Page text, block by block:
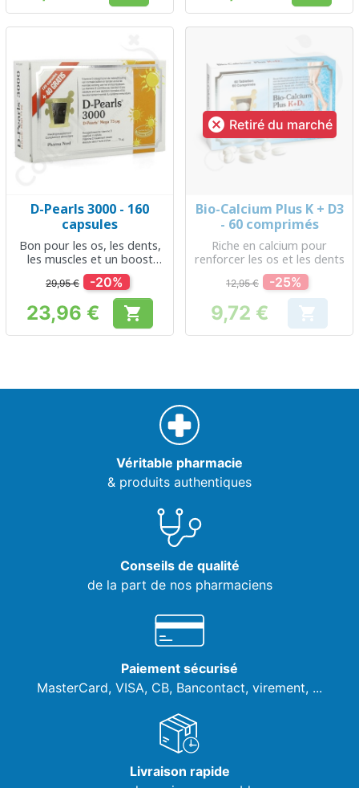
D-Pearls 3000 - 160
capsules
Bon pour les os, les dents,
les muscles et un boost
d'immunité
29,95 € -20%
Prix
23,96 € 
 Retiré du marché
Bio-Calcium Plus K + D3
- 60 comprimés
Riche en calcium pour
renforcer les os et les dents
12,95 € -25%
9,72 € 
Véritable pharmacie
& produits authentiques
Conseils de qualité
de la part de nos pharmaciens
Paiement sécurisé
MasterCard, VISA, CB, Bancontact, virement, ...
Livraison rapide